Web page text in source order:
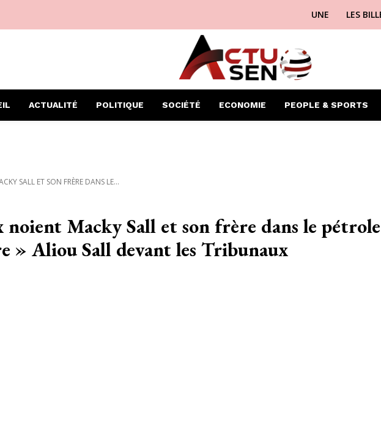
UNE LES
ACTUALITÉ POLITIQUE SOCIÉTÉ ECONOMIE PEOPLE & SPORTS
SALL ET SON FRÈRE DANS LE...
noient Macky Sall et son frère dans le
» Aliou Sall devant les Tribunaux